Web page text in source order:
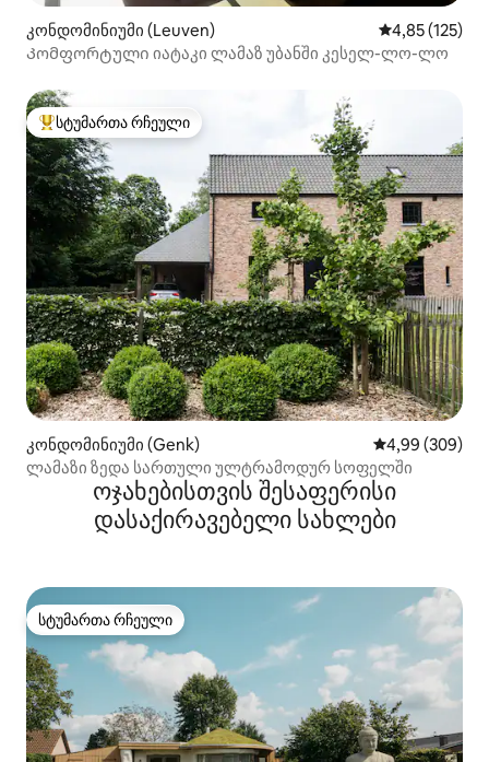
კონდომინიუმი (Leuven) საშუალო
4,85 (125)
Კომფორტული იატაკი ლამაზ უბანში კესელ-ლო-ლო
სტუმართა რჩეული მოწინავე ვარიანტი
სტუმართა რჩეული
კონდომინიუმი (Genk) საშუალო
4,99 (309)
ლამაზი ზედა სართული ულტრამოდურ სოფელში
ოჯახებისთვის შესაფერისი
დასაქირავებელი სახლები
სტუმართა რჩეული
სტუმართა რჩეული